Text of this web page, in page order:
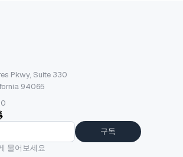
Pkwy, Suite 330
94065
구독
물어보세요